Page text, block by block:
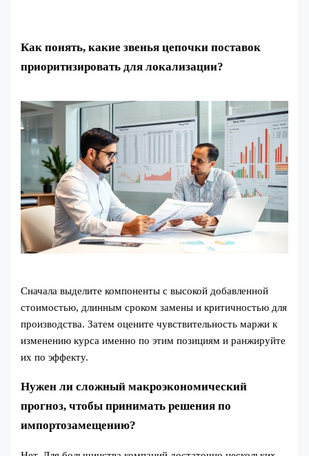
Как понять, какие звенья цепочки поставок
приоритизировать для локализации?
Сначала выделите компоненты с высокой добавленной
стоимостью, длинным сроком замены и критичностью для
производства. Затем оцените чувствительность маржи к
изменению курса именно по этим позициям и ранжируйте
их по эффекту.
Нужен ли сложный макроэкономический
прогноз, чтобы принимать решения по
импортозамещению?